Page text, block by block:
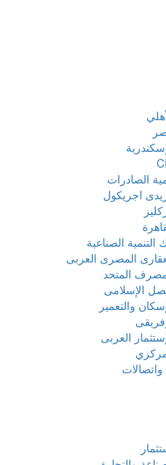
الصادرات
اجريكول
التنمية الصناعية
المصرى العربى
المتحد
الإسلامى
والتعمير
العربى
واتصالات